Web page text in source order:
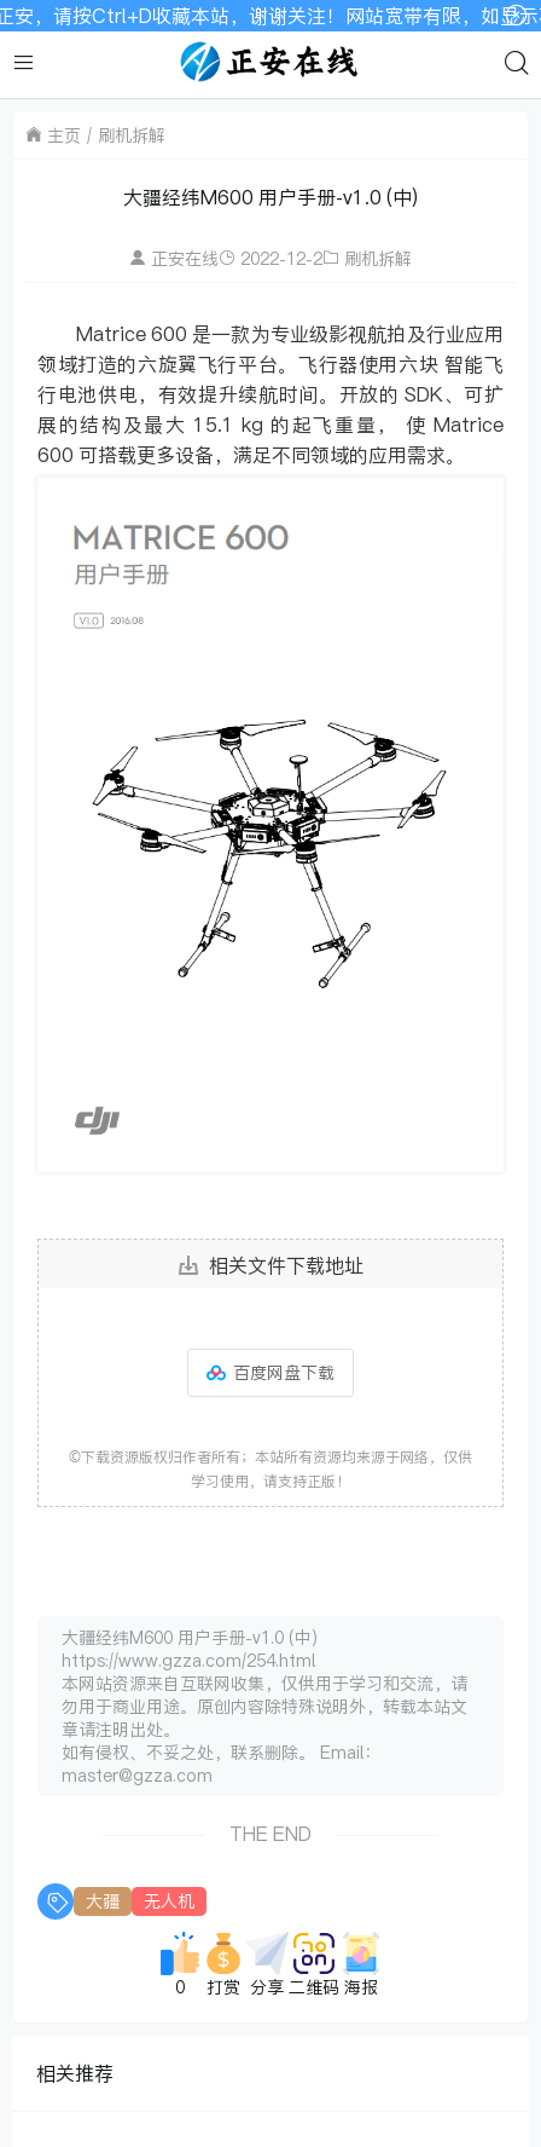
请按Ctrl+D收藏本站，谢谢关注！网站宽带有限，如显示不
主页 刷机拆解
大疆经纬M600 用户手册-v1.0 (中)
正安在线 2022-12-2 刷机拆解
Matrice 600 是一款为专业级影视航拍及行业应用
领域打造的六旋翼飞行平台。飞行器使用六块 智能飞
行电池供电，有效提升续航时间。开放的 SDK、可扩
展的结构及最大 15.1 kg 的起飞重量， 使 Matrice
600 可搭载更多设备，满足不同领域的应用需求。
相关文件下载地址
百度网盘下载
©下载资源版权归作者所有；本站所有资源均来源于网络，仅供
学习使用，请支持正版！
大疆经纬M600 用户手册-v1.0 (中)
https://www.gzza.com/254.html
本网站资源来自互联网收集，仅供用于学习和交流，请
勿用于商业用途。原创内容除特殊说明外，转载本站文
章请注明出处。
如有侵权、不妥之处，联系删除。 Email：
master@gzza.com
THE END
大疆 无人机
0 打赏 分享 二维码 海报
相关推荐